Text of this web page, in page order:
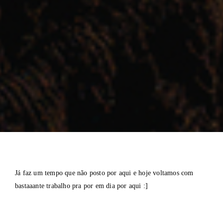
Já faz um tempo que não posto por aqui e hoje voltamos com
bastaaante trabalho pra por em dia por aqui :]